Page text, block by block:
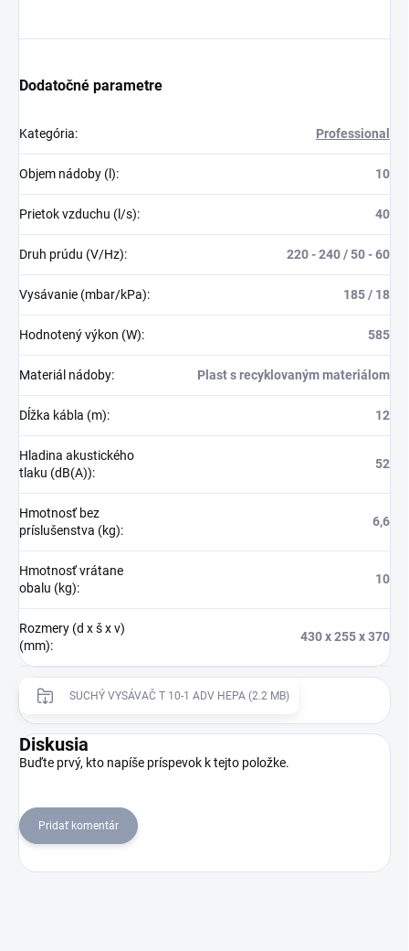
Dodatočné parametre
Kategória: Professional
Objem nádoby (l): 10
Prietok vzduchu (l/s): 40
Druh prúdu (V/Hz): 220 - 240 / 50 - 60
Vysávanie (mbar/kPa): 185 / 18
Hodnotený výkon (W): 585
Materiál nádoby: Plast s recyklovaným materiálom
Dĺžka kábla (m): 12
Hladina akustického
tlaku (dB(A)):
52
Hmotnosť bez
príslušenstva (kg):
6,6
Hmotnosť vrátane
obalu (kg):
10
Rozmery (d x š x v)
(mm):
430 x 255 x 370
SUCHÝ VYSÁVAČ T 10-1 ADV HEPA (2.2 MB)
Diskusia
Buďte prvý, kto napíše príspevok k tejto položke.
Pridať komentár